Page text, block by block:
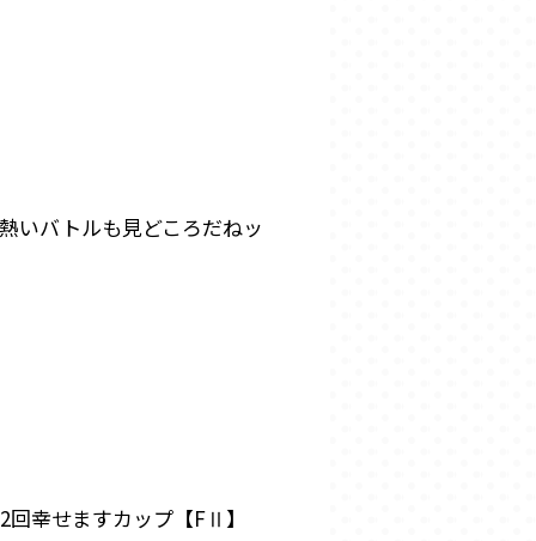
いバトルも見どころだねッ
幸せますカップ【FⅡ】